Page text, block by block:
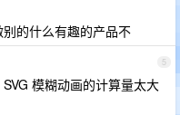
的什么有趣的产品不
5
模糊动画的计算量太大